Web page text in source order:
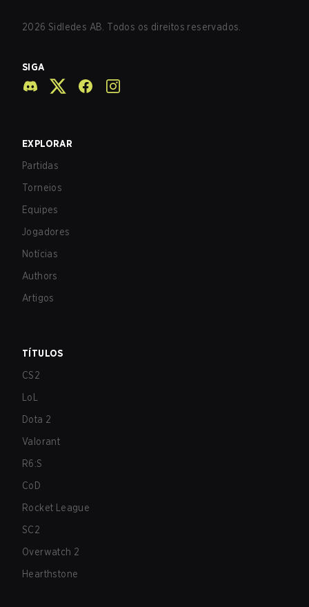
2026 Sidledes AB. Todos os direitos reservados.
SIGA
EXPLORAR
Partidas
Torneios
Equipes
Jogadores
Notícias
Authors
Artigos
TÍTULOS
CS2
LoL
Dota 2
Valorant
R6:S
CoD
Rocket League
SC2
Overwatch 2
Hearthstone